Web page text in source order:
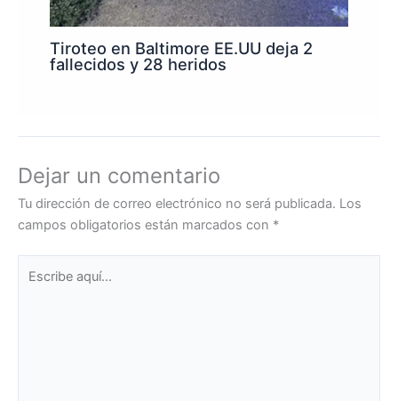
Tiroteo en Baltimore EE.UU deja 2
fallecidos y 28 heridos
Dejar un comentario
Tu dirección de correo electrónico no será publicada. Los
campos obligatorios están marcados con *
aquí...